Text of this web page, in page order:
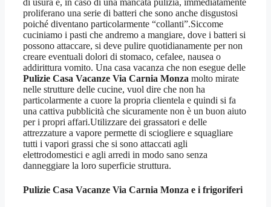
di usura e, in caso di una mancata pulizia, immediatamente
proliferano una serie di batteri che sono anche disgustosi
poiché diventano particolarmente “collanti”.Siccome
cuciniamo i pasti che andremo a mangiare, dove i batteri si
possono attaccare, si deve pulire quotidianamente per non
creare eventuali dolori di stomaco, cefalee, nausea o
addirittura vomito. Una casa vacanza che non esegue delle
Pulizie Casa Vacanze Via Carnia Monza molto mirate
nelle strutture delle cucine, vuol dire che non ha
particolarmente a cuore la propria clientela e quindi si fa
una cattiva pubblicità che sicuramente non è un buon aiuto
per i propri affari.Utilizzare dei grassatori e delle
attrezzature a vapore permette di sciogliere e squagliare
tutti i vapori grassi che si sono attaccati agli
elettrodomestici e agli arredi in modo sano senza
danneggiare la loro superficie struttura.
Pulizie Casa Vacanze Via Carnia Monza e i frigoriferi